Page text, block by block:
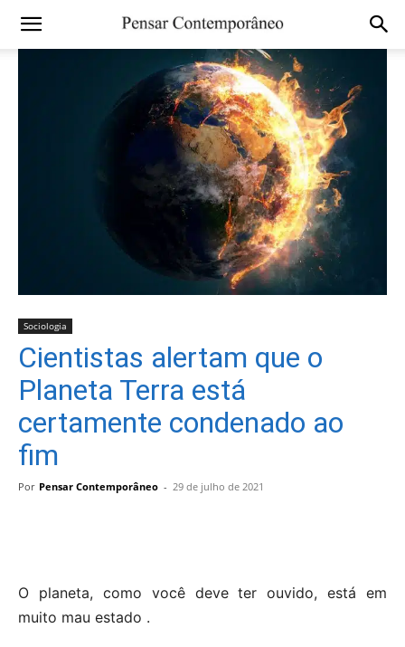
Sociologia
Cientistas alertam que o
Planeta Terra está
certamente condenado ao
fim
Por Pensar Contemporâneo - 29 de julho de 2021
O planeta, como você deve ter ouvido, está em
muito mau estado .